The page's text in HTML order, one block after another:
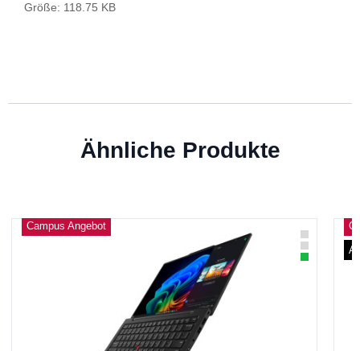
Größe: 118.75 KB
Ähnliche Produkte
Campus Angebot